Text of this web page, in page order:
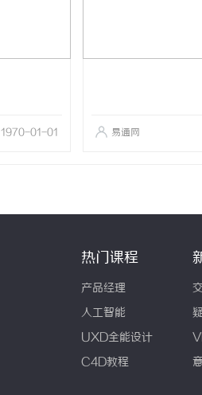
1970-01-01 易通网
热门课程
产品经理
人工智能
UXD全能设计
C4D教程